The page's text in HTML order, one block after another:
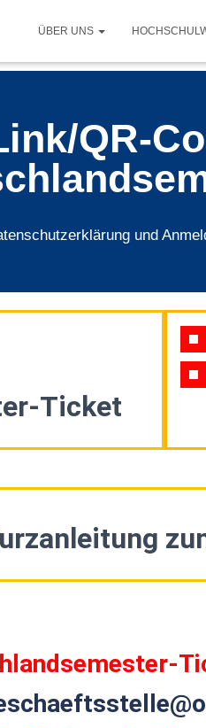
ÜBER UNS
QR-
und
Ticket